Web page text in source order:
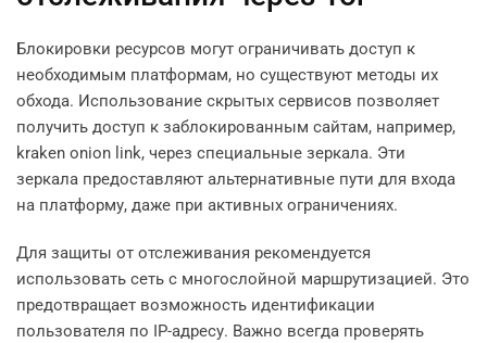
Блокировки ресурсов могут ограничивать доступ к
необходимым платформам, но существуют методы их
обхода. Использование скрытых сервисов позволяет
получить доступ к заблокированным сайтам, например,
kraken onion link, через специальные зеркала. Эти
зеркала предоставляют альтернативные пути для входа
на платформу, даже при активных ограничениях.
Для защиты от отслеживания рекомендуется
использовать сеть с многослойной маршрутизацией. Это
предотвращает возможность идентификации
пользователя по IP-адресу. Важно всегда проверять